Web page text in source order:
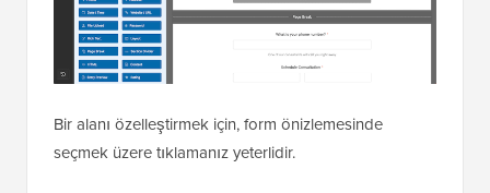
Bir alanı özelleştirmek için, form önizlemesinde
seçmek üzere tıklamanız yeterlidir.